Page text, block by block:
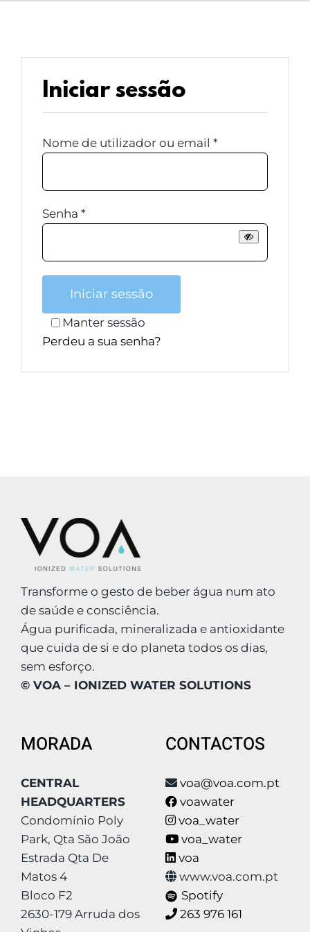
LOGIN
Iniciar sessão
Nome de utilizador ou email *Obrigatório
Senha *Obrigatório
Manter sessão
Iniciar sessão
Perdeu a sua senha?
Transforme o gesto de beber água num ato
de saúde e consciência.
Água purificada, mineralizada e antioxidante
que cuida de si e do planeta todos os dias,
sem esforço.
© VOA – IONIZED WATER SOLUTIONS
MORADA
CENTRAL
HEADQUARTERS
Condomínio Poly
Park, Qta São João
Estrada Qta De
Matos 4
Bloco F2
2630-179 Arruda dos
CONTACTOS
voa@voa.com.pt
voawater
voa_water
voa_water
voa
www.voa.com.pt
Spotify
263 976 161